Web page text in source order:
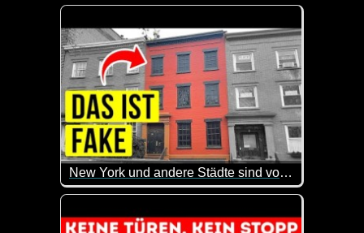
Sehr interessant, welche geheimen bzw. hoch
New York und andere Städte sind voll mit fake Häusern, das ist der Grund
Das sind doch mal wieder sehr interessante Infos.